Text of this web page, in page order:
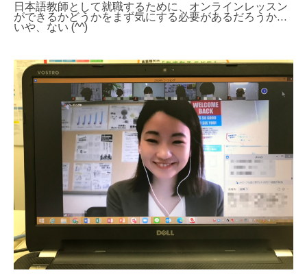
日本語教師として就職するために、オンラインレッスン
ができるかどうかをまず気にする必要があるだろうか…
いや、ない (^^)